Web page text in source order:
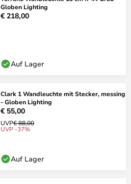
Globen Lighting
€ 218,00
Auf Lager
Clark 1 Wandleuchte mit Stecker, messing
- Globen Lighting
€ 55,00
UVP€ 88,00
UVP -37%
Auf Lager